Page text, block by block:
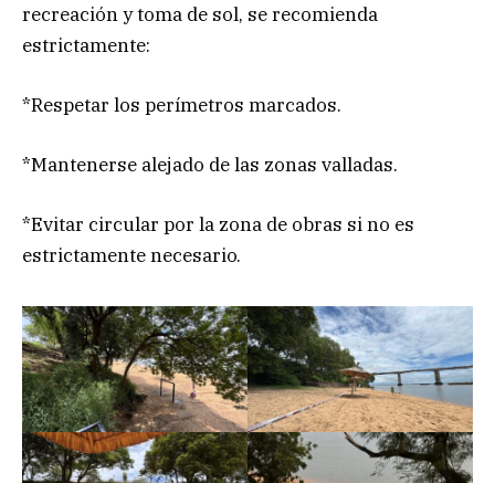
recreación y toma de sol, se recomienda
estrictamente:
*Respetar los perímetros marcados.
*Mantenerse alejado de las zonas valladas.
*Evitar circular por la zona de obras si no es
estrictamente necesario.